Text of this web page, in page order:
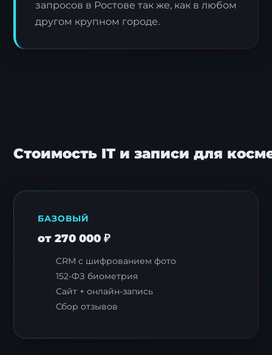
запросов в Ростове так же, как в любом
другом крупном городе.
Стоимость IT и записи для
БАЗОВЫЙ
от 270 000 ₽
CRM с шифрованием фото
152-ФЗ биометрия
Сайт + онлайн-запись
Сбор отзывов